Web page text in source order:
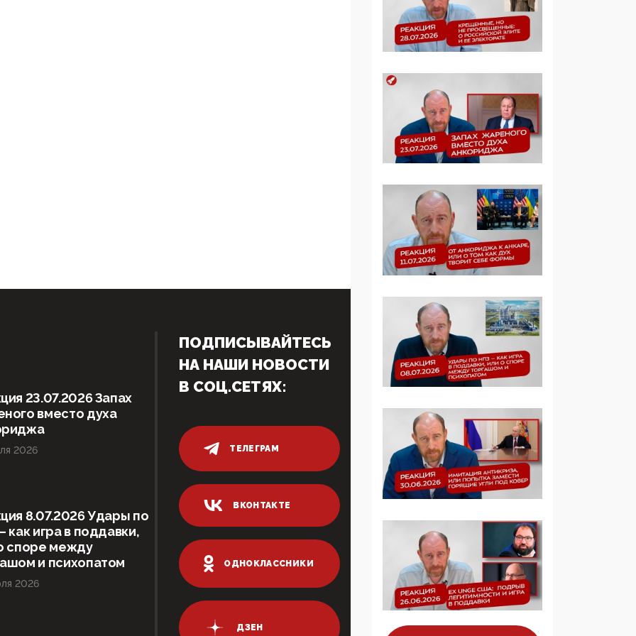
Манифест против
семьи и традиционных
ценностей: «Новые
люди» поднимают
на битву с
мужчинами-«бабуинам
05:08, 15 Мая 2026
Эзотерика,
инфоцыганство и
лженаука под ширмой
защиты традиционных
ценностей: кто и с чем
выступал на форуме
«Россия 809. Традиции
будущего»
09:40, 06 Мая 2026
Симулякр патриотизма
и благолепия:
профилактика негатива
среди молодежи снова
отдана на откуп
03:35, 25 Апреля 2026
120 лет
парламентаризма: как
институт
народовластия
изволите» для
Правительства и АП
06:29, 15 Апреля 2026
Социальный фонд
России – пионер
жесткого внедрения
23.07.2026 Запах
вместо духа
2026
8.07.2026 Удары по
как игра в поддавки,
споре между
и психопатом
2026
ПОДПИСЫВАЙТЕСЬ
НА НАШИ НОВОСТИ
В СОЦ.СЕТЯХ:
ТЕЛЕГРАМ
ВКОНТАКТЕ
ОДНОКЛАССНИКИ
ДЗЕН